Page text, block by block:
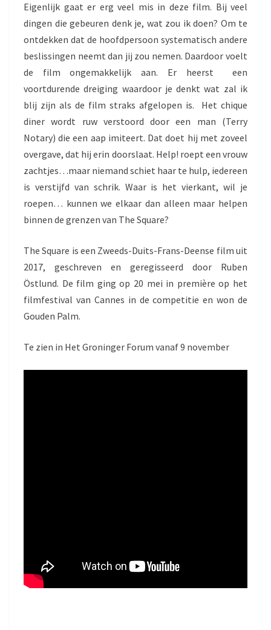
Eigenlijk gaat er erg veel mis in deze film. Bij veel
dingen die gebeuren denk je, wat zou ik doen? Om te
ontdekken dat de hoofdpersoon systematisch andere
beslissingen neemt dan jij zou nemen. Daardoor voelt
de film ongemakkelijk aan. Er heerst een
voortdurende dreiging waardoor je denkt wat zal ik
blij zijn als de film straks afgelopen is. Het chique
diner wordt ruw verstoord door een man (Terry
Notary) die een aap imiteert. Dat doet hij met zoveel
overgave, dat hij erin doorslaat. Help! roept een vrouw
zachtjes…maar niemand schiet haar te hulp, iedereen
is verstijfd van schrik. Waar is het vierkant, wil je
roepen… kunnen we elkaar dan alleen maar helpen
binnen de grenzen van The Square?
The Square is een Zweeds-Duits-Frans-Deense film uit
2017, geschreven en geregisseerd door Ruben
Östlund. De film ging op 20 mei in première op het
filmfestival van Cannes in de competitie en won de
Gouden Palm.
Te zien in Het Groninger Forum vanaf 9 november